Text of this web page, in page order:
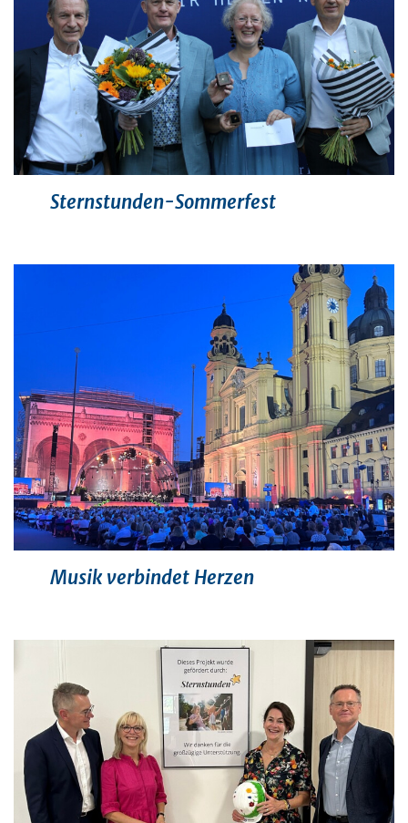
Sternstunden-Sommerfest
Musik verbindet Herzen